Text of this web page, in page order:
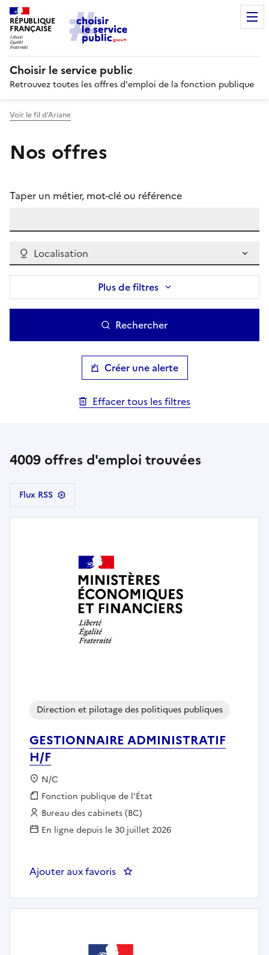
RÉPUBLIQUE
FRANÇAISE
Choisir le service public
Retrouvez toutes les offres d'emploi de la fonction publique
Voir le fil d’Ariane
Nos offres
Taper un métier, mot-clé ou référence
Localisation
Plus de filtres
Rechercher
Créer une alerte
Effacer tous les filtres
4009 offres d'emploi trouvées
Flux RSS
GESTIONNAIRE ADMINISTRATIF
H/F
Direction et pilotage des politiques publiques
Localisation :
N/C
Fonction publique :
Fonction publique de l'État
Employeur :
Bureau des cabinets (BC)
En ligne depuis le 30 juillet 2026
Ajouter aux favoris : GESTIONNAIRE